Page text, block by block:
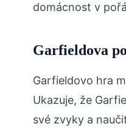
domácnost v
Garfieldova
Garfieldovo hra
Ukazuje, že
své zvyky a